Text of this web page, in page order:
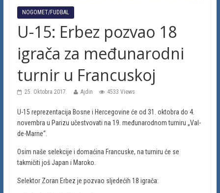
NOGOMET/FUDBAL
U-15: Erbez pozvao 18
igrača za međunarodni
turnir u Francuskoj
25. Oktobra 2017. Ajdin 4533 Views
U-15 reprezentacija Bosne i Hercegovine će od 31. oktobra do 4.
novembra u Parizu učestvovati na 19. međunarodnom turniru „Val-
de-Marne“.
Osim naše selekcije i domaćina Francuske, na turniru će se
takmičiti još Japan i Maroko.
Selektor Zoran Erbez je pozvao sljedećih 18 igrača: